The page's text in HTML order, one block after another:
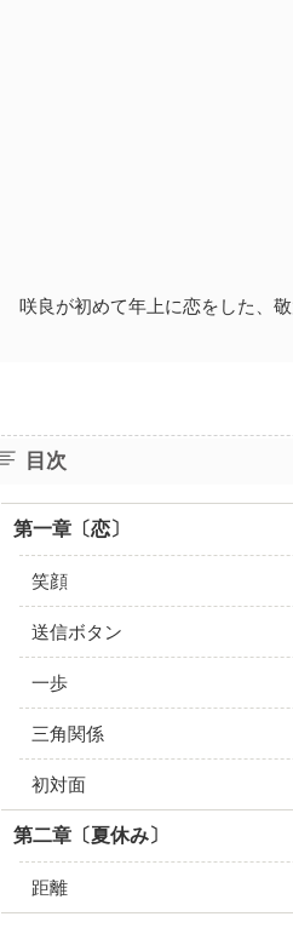
咲良が初めて年上に恋をした、
目次
第一章〔恋〕
笑顔
送信ボタン
一歩
三角関係
初対面
第二章〔夏休み〕
距離